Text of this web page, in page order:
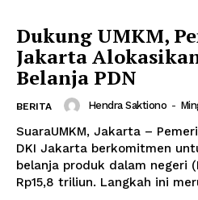
Dukung UMKM,
Jakarta
Belanja PDN
BERITA Hendra Saktiono -
SuaraUMKM, Jakarta –
DKI Jakarta berkomitmen
belanja produk dalam negeri
Rp15,8 triliun. Langkah ini